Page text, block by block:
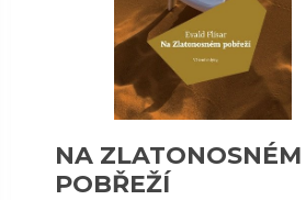
NA ZLATONOSNÉM
POBŘEŽÍ